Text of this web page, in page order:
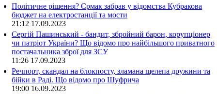
Політичне рішення? Єрмак забрав у відомства Кубракова
бюджет на електростанції та мости
21:12 17.09.2023
Сергій Пашинський - бандит, збройний барон, корупціонер
чи патріот України? Що відомо про найбільшого приватного
постачальника зброї для ЗСУ
11:26 17.09.2023
Речпорт, скандал на блокпосту, зламана щелепа дружини та
бійки в Раді. Що відомо про Шуфрича
19:00 16.09.2023